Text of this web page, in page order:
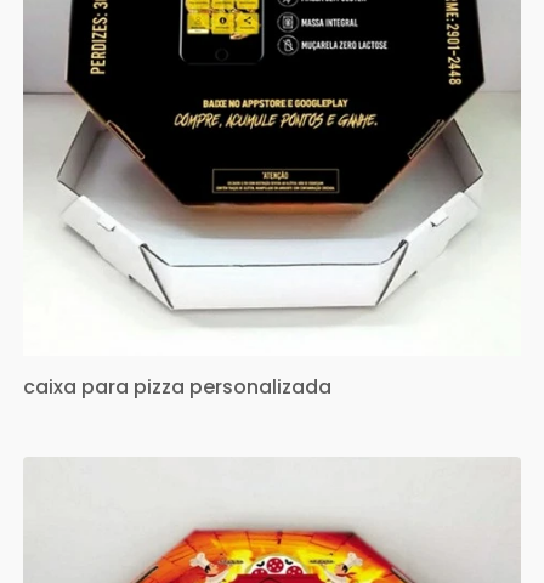
caixa para pizza personalizada